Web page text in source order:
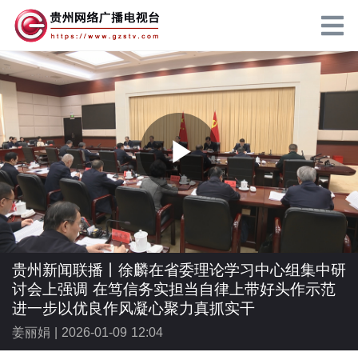
P
l
贵州新闻联播丨徐麟在省委理论学习中心组集中研
讨会上强调 在笃信务实担当自律上带好头作示范
进一步以优良作风凝心聚力真抓实干
姜丽娟 | 2026-01-09 12:04